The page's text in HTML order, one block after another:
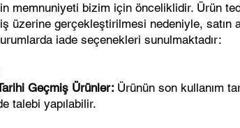
memnuniyeti bizim için önceliklidir. Ürün
üzerine gerçekleştirilmesi nedeniyle, satın
iade seçenekleri sunulmaktadır:
Geçmiş Ürünler: Ürünün son kullanım
talebi yapılabilir.